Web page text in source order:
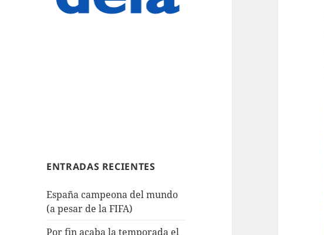
ENTRADAS RECIENTES
España campeona del mundo
(a pesar de la FIFA)
Por fin acaba la temporada el